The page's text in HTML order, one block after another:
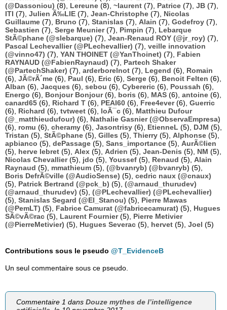
(@Dassoniou) (8), Lereune (8), ~laurent (7), Patrice (7), JB (7),
ITI (7), Julien Ã‰LIE (7), Jean-Christophe (7), Nicolas
Guillaume (7), Bruno (7), Stanislas (7), Alain (7), Godefroy (7),
Sebastien (7), Serge Meunier(7), Pimpin (7), Lebarque
StÃ©phane (@slebarque) (7), Jean-Renaud ROY (@jr_roy) (7),
Pascal Lechevallier (@PLechevallier) (7), veille innovation
(@vinno47) (7), YAN THOINET (@YanThoinet) (7), Fabien
RAYNAUD (@FabienRaynaud) (7), Partech Shaker
(@PartechShaker) (7), arderborelnot (7), Legend (6), Romain
(6), JÃ©rÃ´me (6), Paul (6), Eric (6), Serge (6), Benoit Felten (6),
Alban (6), Jacques (6), sebou (6), Cybereric (6), Poussah (6),
Energo (6), Bonjour Bonjour(6), boris (6), MAS (6), antoine (6),
canard65 (6), Richard T (6), PEAI60 (6), Free4ever(6), Guerric
(6), Richard (6), tvtweet (6), loÃ¯c (6), Matthieu Dufour
(@_matthieudufour) (6), Nathalie Gasnier (@ObservaEmpresa)
(6), romu (6), cheramy (6), Jasontrisy (6), EtienneL (5), DJM (5),
Tristan (5), StÃ©phane (5), Gilles (5), Thierry (5), Alphonse (5),
apbianco (5), dePassage (5), Sans_importance (5), AurÃ©lien
(5), herve lebret (5), Alex (5), Adrien (5), Jean-Denis (5), NM (5),
Nicolas Chevallier(5), jdo (5), Youssef (5), Renaud (5), Alain
Raynaud (5), mmathieum (5), (@bvanryb) (@bvanryb) (5),
Boris DefrÃ©ville (@AudioSense) (5), cedric naux (@cnaux)
(5), Patrick Bertrand (@pck_b) (5), (@arnaud_thurudev)
(@arnaud_thurudev) (5), (@PLechevallier) (@PLechevallier)
(5), Stanislas Segard (@El_Stanou) (5), Pierre Mawas
(@PemLT) (5), Fabrice Camurat (@fabricecamurat) (5), Hugues
SÃ©vÃ©rac (5), Laurent Fournier(5), Pierre Metivier
(@PierreMetivier) (5), Hugues Severac (5), hervet (5), Joel (5)
Contributions sous le pseudo @T_EvidenceB
Un seul commentaire sous ce pseudo.
Commentaire 1 dansDouze mythes de l’intelligence